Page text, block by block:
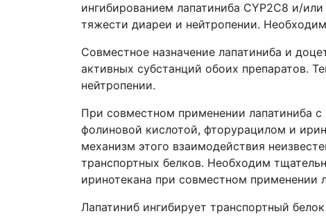
ингибированием лапатиниба CYP2C8 и/
тяжести диареи и нейтропении.
Совместное назначение лапатиниба и
активных субстанций обоих препаратов.
нейтропении.
При совместном применении лапатиниба
фолиновой кислотой, фторурацилом и
механизм этого взаимодействия
транспортных белков. Необходим
иринотекана при совместном применении
Лапатиниб ингибирует транспортный